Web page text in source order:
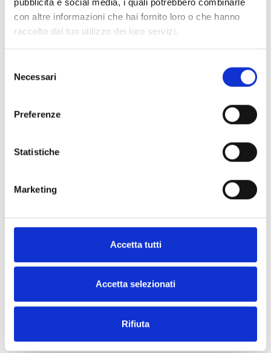
pubblicità e social media, i quali potrebbero combinarle
con altre informazioni che hai fornito loro o che hanno
raccolto dal tuo utilizzo dei loro servizi.
delNecessari
Preferenze
Statistiche
Marketing
Accetta tutti
Accetta selezionati
Rifiuta
Sabato 18 luglio alle ore 9:00 sarà inaugurato il
nuovo Centro di Raccolta Rifiuti di Porcia, situato in
via Pieve 9. Il nuovo centro aprirà al pubbl...
“Comuni Ricicloni 2026”: Ambiente Servizi
quarto consorzio nazionale nella categoria
tra i 50 mila e 200 mila abitanti
schedule03 luglio 2026